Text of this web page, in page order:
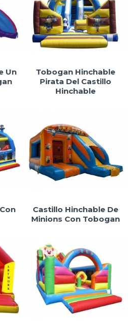
Un
Tobogan Hinchable
Pirata Del Castillo
Hinchable
Castillo Hinchable De
Minions Con Tobogan